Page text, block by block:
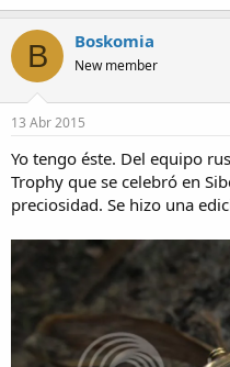
B Boskomia
New member
13 Abr 2015
Yo tengo éste. Del equipo
Trophy que se celebró en
preciosidad. Se hizo una